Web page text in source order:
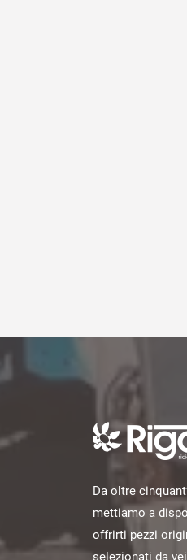
Da oltre
mettiamo a
offrirti pezzi
selezionati da